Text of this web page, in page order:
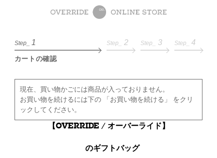
Step_ 1
カートの確認
Step_ 2 Step_ 3 Step_ 4
現在、買い物かごには商品が入っておりません。
お買い物を続けるには下の 「お買い物を続ける」 をクリ
ックしてください。
【OVERRIDE / オーバーライド】
のギフトバッグ